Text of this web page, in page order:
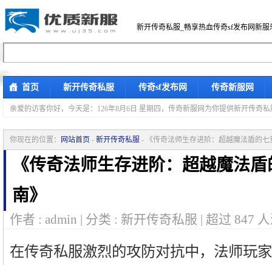
新开传奇私服_畅享热血传奇sf发布网新服
首页 新开传奇私服 传奇sf发布网 传奇新服网
亲爱的访客你好， 今天是：126年8月6日 星期四，传奇新服网为你提供新开传奇
你现在的位置： 网站首页 - 新开传奇私服 - 《传奇法师生存进阶：超越魔法盾的
《传奇法师生存进阶：超越魔法
南》
作者 : admin | 分类 : 新开传奇私服 | 超过 847
在传奇私服激烈的攻防对抗中，法师玩